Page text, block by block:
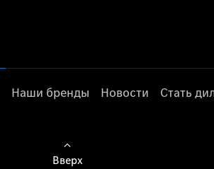
Наши бренды Новости Стать
Вверх